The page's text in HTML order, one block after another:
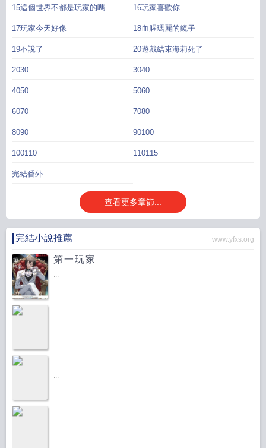
15這個世界不都是玩家的嗎 16玩家喜歡你
17玩家今天好像 18血腥瑪麗的鏡子
19不說了 20遊戲結束海莉死了
2030 3040
4050 5060
6070 7080
8090 90100
100110 110115
完結番外
查看更多章節...
完結小說推薦 www.yfxs.org
第一玩家
...
...
...
...